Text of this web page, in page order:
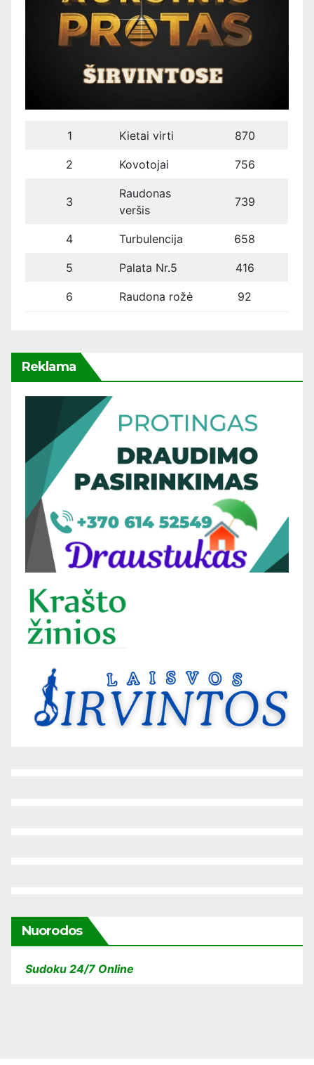
1 Kietai virti 870
2 Kovotojai 756
3
Raudonas
veršis
739
4 Turbulencija 658
5 Palata Nr.5 416
6 Raudona rožė 92
Reklama
Nuorodos
Sudoku 24/7 Online